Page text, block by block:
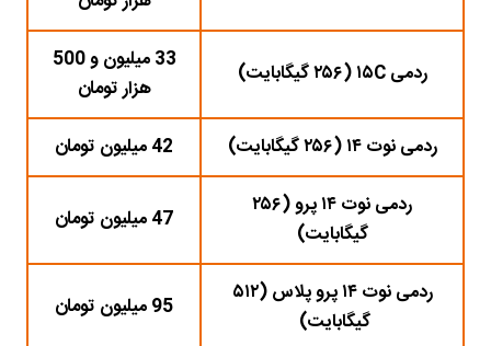
ردمی ۱۵C (۲۵۶ گیگابایت)
33 میلیون و 500
هزار تومان
ردمی نوت ۱۴ (۲۵۶ گیگابایت)
42 میلیون تومان
ردمی نوت ۱۴ پرو (۲۵۶
گیگابایت)
47 میلیون تومان
ردمی نوت ۱۴ پرو پلاس (۵۱۲
گیگابایت)
95 میلیون تومان